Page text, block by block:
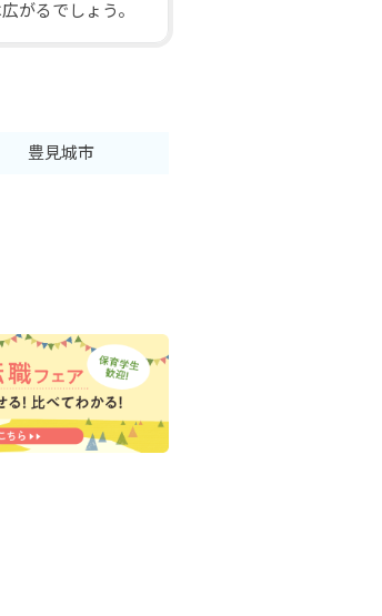
がるでしょう。
豊見城市